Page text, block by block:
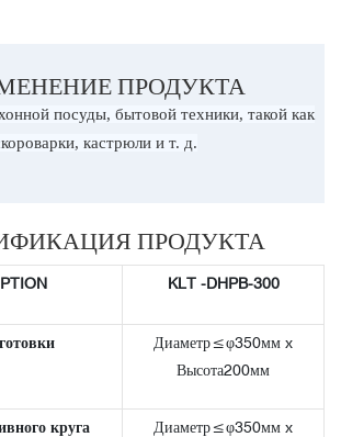
ПРОДУКТА
посуды, бытовой техники, такой как
кастрюли и т. д.
ПРОДУКТА
KLT -DHPB-300
Диаметр≤φ350мм x
Высота200мм
круга
Диаметр≤φ350мм x